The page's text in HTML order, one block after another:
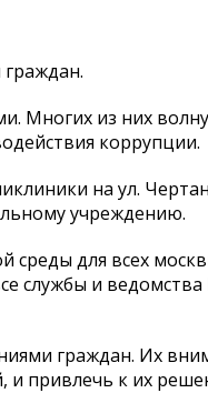
Многих из них
коррупции.
на ул.
учреждению.
среды для всех
службы и
граждан. Их
и привлечь к их